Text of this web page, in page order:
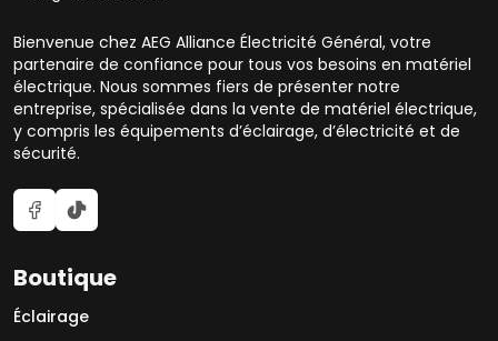
Bienvenue chez AEG Alliance Électricité Général, votre
partenaire de confiance pour tous vos besoins en matériel
électrique. Nous sommes fiers de présenter notre
entreprise, spécialisée dans la vente de matériel électrique,
y compris les équipements d’éclairage, d’électricité et de
sécurité.
Boutique
Éclairage